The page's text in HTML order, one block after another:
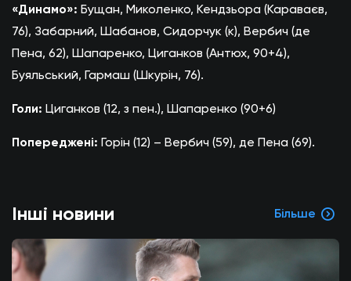
«Динамо»: Бущан, Миколенко, Кендзьора (Караваєв,
76), Забарний, Шабанов, Сидорчук (к), Вербич (де
Пена, 62), Шапаренко, Циганков (Антюх, 90+4),
Буяльський, Гармаш (Шкурін, 76).
Голи: Циганков (12, з пен.), Шапаренко (90+6)
Попереджені: Горін (12) – Вербич (59), де Пена (69).
Інші новини Більше